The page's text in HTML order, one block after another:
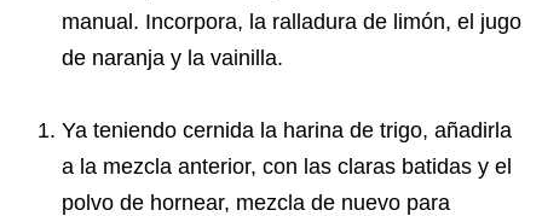
manual. Incorpora, la ralladura de limón, el jugo
de naranja y la vainilla.
Ya teniendo cernida la harina de trigo, añadirla
a la mezcla anterior, con las claras batidas y el
polvo de hornear, mezcla de nuevo para